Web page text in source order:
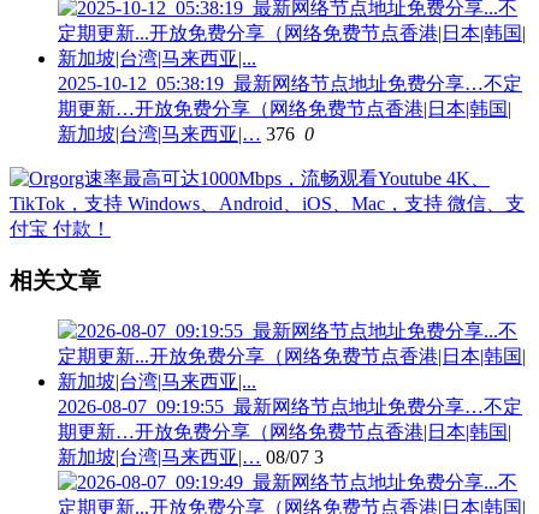
2025-10-12_05:38:19_最新网络节点地址免费分享…不定
期更新…开放免费分享（网络免费节点香港|日本|韩国|
新加坡|台湾|马来西亚|… 376 0
相关文章
2026-08-07_09:19:55_最新网络节点地址免费分享…不定
期更新…开放免费分享（网络免费节点香港|日本|韩国|
新加坡|台湾|马来西亚|… 08/07 3